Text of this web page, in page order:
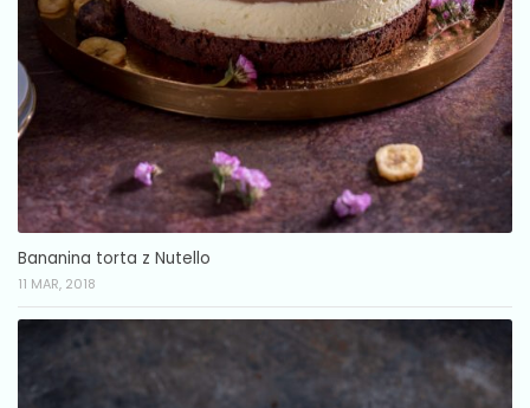
Bananina torta z Nutello
11 MAR, 2018